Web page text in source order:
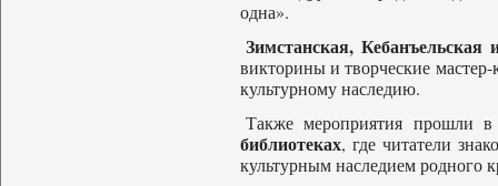
одна».
Зимстанская,
викторины и творческие
культурному наследию.
Также мероприятия прошли
библиотеках, где читатели
культурным наследием родного